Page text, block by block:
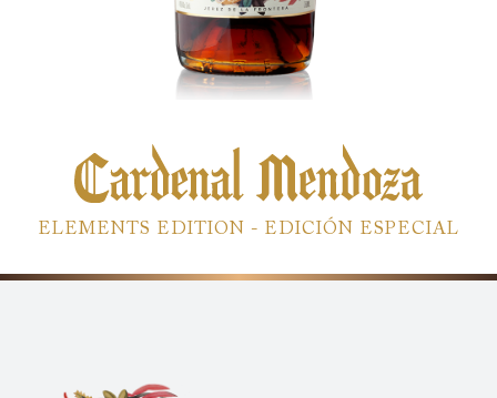
ELEMENTS EDITION - EDICIÓN ESPECIAL